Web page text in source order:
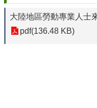
大陸地區勞動專業人士
pdf(136.48 KB)